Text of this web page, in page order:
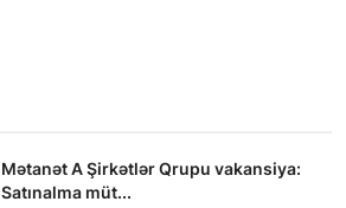
Mətanət A Şirkətlər Qrupu vakansiya:
Satınalma müt...